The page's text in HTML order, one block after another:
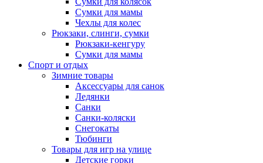
Сумки для мамы
Чехлы для колес
Рюкзаки, слинги, сумки
Рюкзаки-кенгуру
Сумки для мамы
Спорт и отдых
Зимние товары
Аксессуары для санок
Ледянки
Санки
Санки-коляски
Снегокаты
Тюбинги
Товары для игр на улице
Детские горки